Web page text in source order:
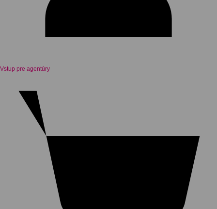
Vstup pre agentúry